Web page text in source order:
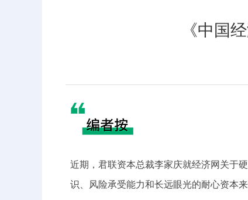
《中国
近期，君联资本总裁李家庆就经济网关于
识、风险承受能力和长远眼光的耐心资本来